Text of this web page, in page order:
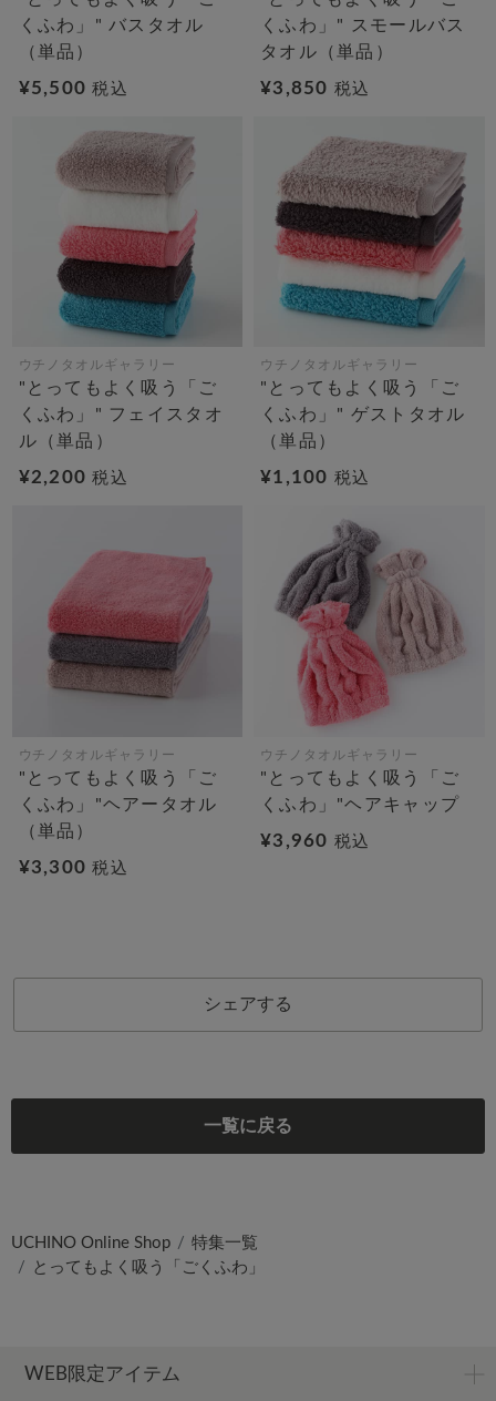
くふわ」" バスタオル
（単品）
¥5,500税込
くふわ」" スモールバス
タオル（単品）
¥3,850 税込
ウチノタオルギャラリー
"とってもよく吸う「ご
くふわ」" フェイスタオ
ル（単品）
¥2,200税込
ウチノタオルギャラリー
"とってもよく吸う「ご
くふわ」" ゲストタオル
（単品）
¥1,100 税込
ウチノタオルギャラリー
"とってもよく吸う「ご
くふわ」"ヘアータオル
（単品）
¥3,300税込
ウチノタオルギャラリー
"とってもよく吸う「ご
くふわ」"ヘアキャップ
¥3,960 税込
シェアする
一覧に戻る
UCHINO Online Shop
特集一覧
とってもよく吸う「ごくふわ」
WEB限定アイテム